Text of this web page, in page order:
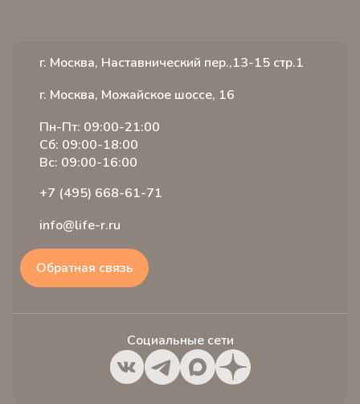
г. Москва, Наставнический пер.,13-15 стр.1
г. Москва, Можайское шоссе, 16
Пн-Пт: 09:00-21:00
Сб: 09:00-18:00
Вс: 09:00-16:00
+7 (495) 668-61-71
info@life-r.ru
Обратная связь
Социальные сети